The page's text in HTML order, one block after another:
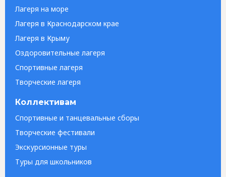
Лагеря на море
Лагеря в Краснодарском крае
Лагеря в Крыму
Оздоровительные лагеря
Спортивные лагеря
Творческие лагеря
Коллективам
Спортивные и танцевальные сборы
Творческие фестивали
Экскурсионные туры
Туры для школьников